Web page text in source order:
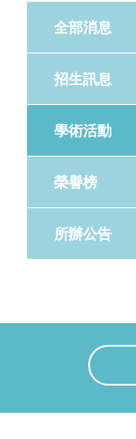
全部消息
招生訊息
學術活動
榮譽榜
所辦公告